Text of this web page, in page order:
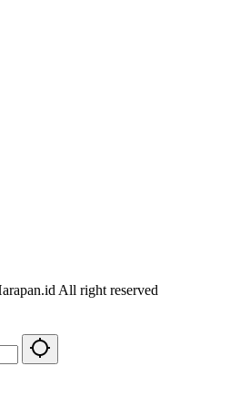
All right reserved